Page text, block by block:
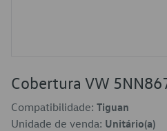
Cobertura VW
Compatibilidade: Tiguan
Unidade de venda: Unitário(a)